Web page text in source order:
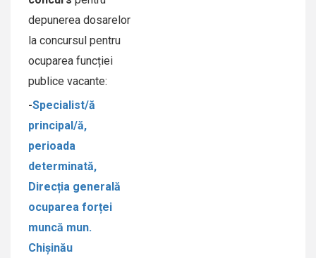
depunerea dosarelor
la concursul pentru
ocuparea funcției
publice vacante:
-Specialist/ă
principal/ă,
perioada
determinată,
Direcția generală
ocuparea forței
muncă mun.
Chișinău